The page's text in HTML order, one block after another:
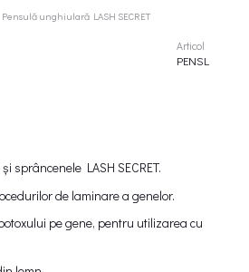
Pensulă unghiulară LASH SECRET
Articol
PENSL
sprâncenele LASH SECRET.
de laminare a genelor.
pe gene, pentru utilizarea cu